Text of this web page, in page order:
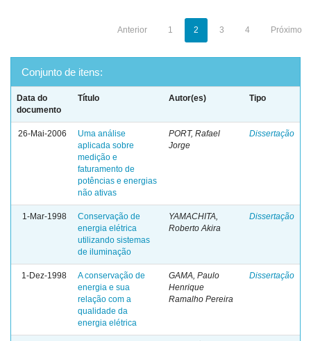
Anterior 1 2 3 4 Próximo
Conjunto de itens:
Data do
documento
Título Autor(es) Tipo
26-Mai-2006
Uma análise
aplicada sobre
medição e
faturamento de
potências e energias
não ativas
PORT, Rafael
Jorge
Dissertação
1-Mar-1998
Conservação de
energia elétrica
utilizando sistemas
de iluminação
YAMACHITA,
Roberto Akira
Dissertação
1-Dez-1998
A conservação de
energia e sua
relação com a
qualidade da
energia elétrica
GAMA, Paulo
Henrique
Ramalho Pereira
Dissertação